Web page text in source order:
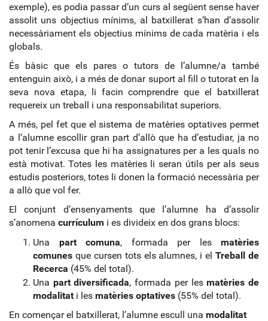
exemple), es podia passar d’un curs al següent sense haver
assolit uns objectius mínims, al batxillerat s’han d’assolir
necessàriament els objectius mínims de cada matèria i els
globals.
És bàsic que els pares o tutors de l’alumne/a també
entenguin això, i a més de donar suport al fill o tutorat en la
seva nova etapa, li facin comprendre que el batxillerat
requereix un treball i una responsabilitat superiors.
A més, pel fet que el sistema de matèries optatives permet
a l’alumne escollir gran part d’allò que ha d’estudiar, ja no
pot tenir l’excusa que hi ha assignatures per a les quals no
està motivat. Totes les matèries li seran útils per als seus
estudis posteriors, totes li donen la formació necessària per
a allò que vol fer.
El conjunt d’ensenyaments que l’alumne ha d’assolir
s’anomena currículum i es divideix en dos grans blocs:
Una part comuna, formada per les matèries
comunes que cursen tots els alumnes, i elTreball de
Recerca (45% del total).
Una part diversificada, formada per lesmatèries de
modalitat i les matèries optatives (55% del total).
En començar el batxillerat, l’alumne escull una modalitat